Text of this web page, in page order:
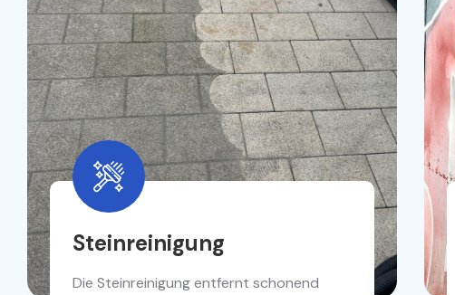
Steinreinigung
Die Steinreinigung entfernt schonend